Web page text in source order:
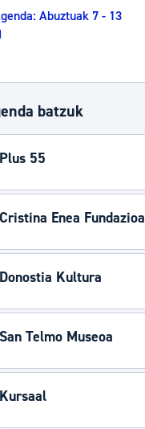
Abuztuak 7 - 13
batzuk
Plus 55
Cristina Enea Fundazioa
Donostia Kultura
San Telmo Museoa
Kursaal